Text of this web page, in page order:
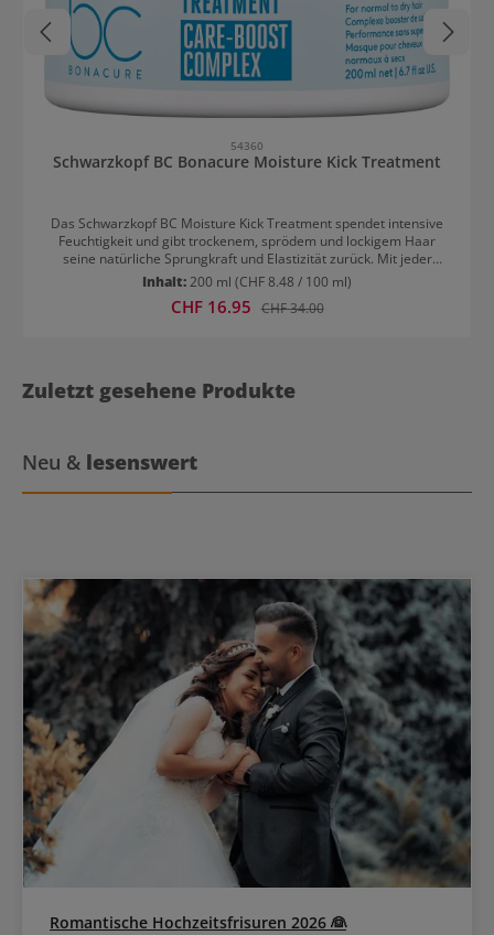
54360
Schwarzkopf BC Bonacure Moisture Kick Treatment
Das Schwarzkopf BC Moisture Kick Treatment spendet intensive
Feuchtigkeit und gibt trockenem, sprödem und lockigem Haar
seine natürliche Sprungkraft und Elastizität zurück. Mit jeder
Anwendung wird das Haar durch die Cell Equalizer Technologie,
veganes Keratin und Glycerol tiefengepflegt und die
Haaroberfläche geglättet. Das Haar erhält einen
Austrocknen und wirkt trotz der reichhaltigen und intensiven Pflege
nicht beschwerend. Das Treatment bietet bis zu 48 Stunden mit
normales bis trockenes, sprödes oder lockiges Haar formuliert.
Spendet Pflege und verleiht dem Haar Geschmeidigkeit. Es ist
dabei frei künstlichen Farbstoffen und ein veganes
Inhalt:200 ml (CHF 8.48 / 100 ml)
Verkaufspreis:
CHF 16.95 Regulärer Preis:
CHF 34.00
Zuletzt gesehene Produkte
Neu & lesenswert
Romantische Hochzeitsfrisuren 2026 👰